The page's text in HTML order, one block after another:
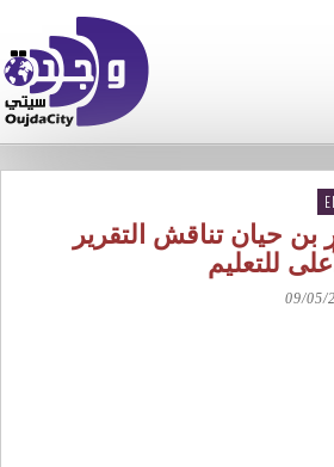
بن حيان تناقش التقرير
للتعليم
09/05/